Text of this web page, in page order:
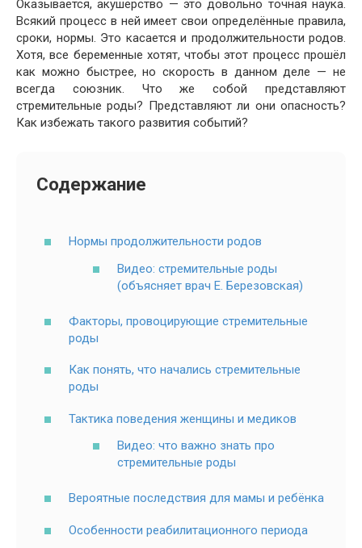
Оказывается, акушерство — это довольно точная наука.
Всякий процесс в ней имеет свои определённые правила,
сроки, нормы. Это касается и продолжительности родов.
Хотя, все беременные хотят, чтобы этот процесс прошёл
как можно быстрее, но скорость в данном деле — не
всегда союзник. Что же собой представляют
стремительные роды? Представляют ли они опасность?
Как избежать такого развития событий?
Содержание
Нормы продолжительности родов
Видео: стремительные роды
(объясняет врач Е. Березовская)
Факторы, провоцирующие стремительные
роды
Как понять, что начались стремительные
роды
Тактика поведения женщины и медиков
Видео: что важно знать про
стремительные роды
Вероятные последствия для мамы и ребёнка
Особенности реабилитационного периода